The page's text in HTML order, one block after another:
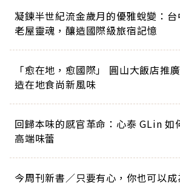
凝鍊半世紀流金歲月的優雅蛻變：
老屋靈魂，釀造國際級旅宿記憶
「愈在地，愈國際」 圓山大飯店推
造在地食尚新風味
回歸本味的感官革命：心泰 GLin 如
高端味蕾
今周刊新書／只要有心，你也可以